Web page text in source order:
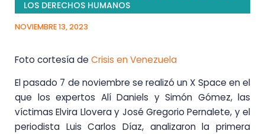
LOS DERECHOS HUMANOS
NOVIEMBRE 13, 2023
Foto cortesía de Crisis en Venezuela
El pasado 7 de noviembre se realizó un X Space en el
que los expertos Alí Daniels y Simón Gómez, las
víctimas Elvira Llovera y José Gregorio Pernalete, y el
periodista Luis Carlos Díaz, analizaron la primera